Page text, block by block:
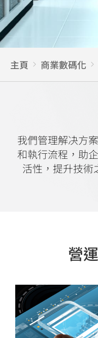
主頁 商業數碼化
我們管理解决方
和執行流程，助
活性，提升技術
營